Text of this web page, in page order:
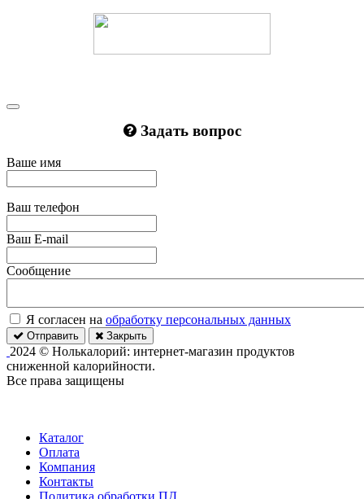
Задать вопрос
Ваше имя
Ваш телефон
Ваш E-mail
Сообщение
Я согласен на обработку персональных данных
Отправить Закрыть
2024 © Нолькалорий: интернет-магазин продуктов
сниженной калорийности.
Все права защищены
Каталог
Оплата
Компания
Контакты
Политика обработки ПД